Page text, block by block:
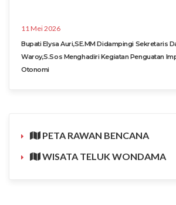
11 Mei 2026
Bupati Elysa Auri,SE.MM Didampingi Sekretaris
Waroy,S.Sos Menghadiri Kegiatan Penguatan
Otonomi
PETA RAWAN BENCANA
WISATA TELUK WONDAMA